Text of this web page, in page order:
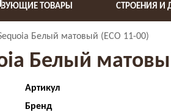
ТОВАРЫ СТРОЕНИЯ И
Белый матовый (ECO 11-00)
Белый
Артикул
Бренд